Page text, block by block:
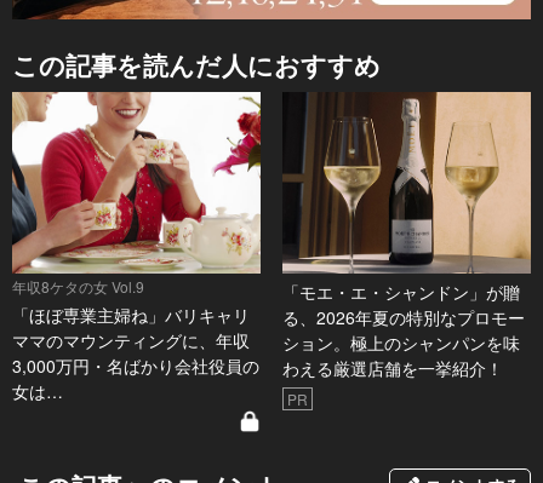
この記事を読んだ人におすすめ
年収8ケタの女 Vol.9
「ほぼ専業主婦ね」バリキャリ
ママのマウンティングに、年収
3,000万円・名ばかり会社役員の
女は…
「モエ・エ・シャンドン」が贈
る、2026年夏の特別なプロモー
ション。極上のシャンパンを味
わえる厳選店舗を一挙紹介！
PR